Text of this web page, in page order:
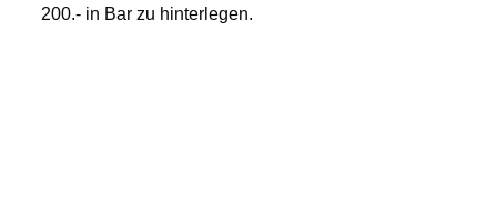
200.- in Bar zu hinterlegen.